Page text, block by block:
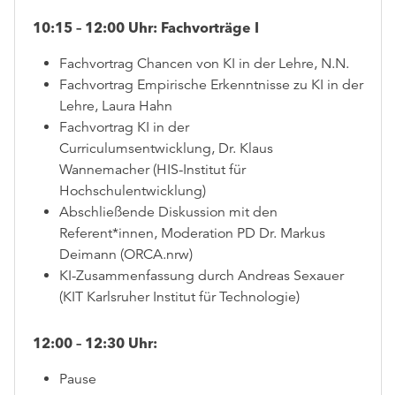
10:15 – 12:00 Uhr: Fachvorträge I
Fachvortrag Chancen von KI in der Lehre, N.N.
Fachvortrag Empirische Erkenntnisse zu KI in der
Lehre, Laura Hahn
Fachvortrag KI in der
Curriculumsentwicklung, Dr. Klaus
Wannemacher (HIS-Institut für
Hochschulentwicklung)
Abschließende Diskussion mit den
Referent*innen, Moderation PD Dr. Markus
Deimann (ORCA.nrw)
KI-Zusammenfassung durch Andreas Sexauer
(KIT Karlsruher Institut für Technologie)
12:00 – 12:30 Uhr:
Pause